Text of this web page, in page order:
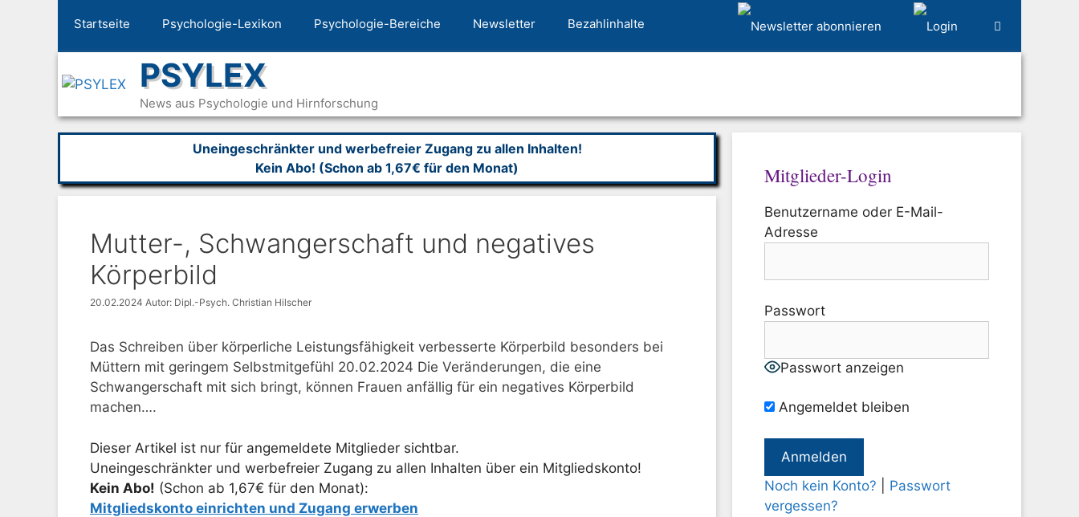
Startseite Psychologie-Lexikon Psychologie-Bereiche Newsletter Bezahlinhalte
PSYLEX
News aus Psychologie und Hirnforschung
Uneingeschränkter und werbefreier Zugang zu allen Inhalten!
Kein Abo! (Schon ab 1,67€ für den Monat)
Mutter-, Schwangerschaft und negatives
Körperbild
20.02.2024 Autor: Dipl.-Psych. Christian Hilscher
Das Schreiben über körperliche Leistungsfähigkeit verbesserte Körperbild besonders bei
Müttern mit geringem Selbstmitgefühl 20.02.2024 Die Veränderungen, die eine
Schwangerschaft mit sich bringt, können Frauen anfällig für ein negatives Körperbild
machen….
Dieser Artikel ist nur für angemeldete Mitglieder sichtbar.
Uneingeschränkter und werbefreier Zugang zu allen Inhalten über ein Mitgliedskonto!
Kein Abo! (Schon ab 1,67€ für den Monat):
Mitgliedskonto einrichten und Zugang erwerben
Mitglieder-Login
Benutzername oder E-Mail-
Adresse
Passwort
Passwort anzeigen
Angemeldet bleiben
Noch kein Konto?
Passwort
vergessen?